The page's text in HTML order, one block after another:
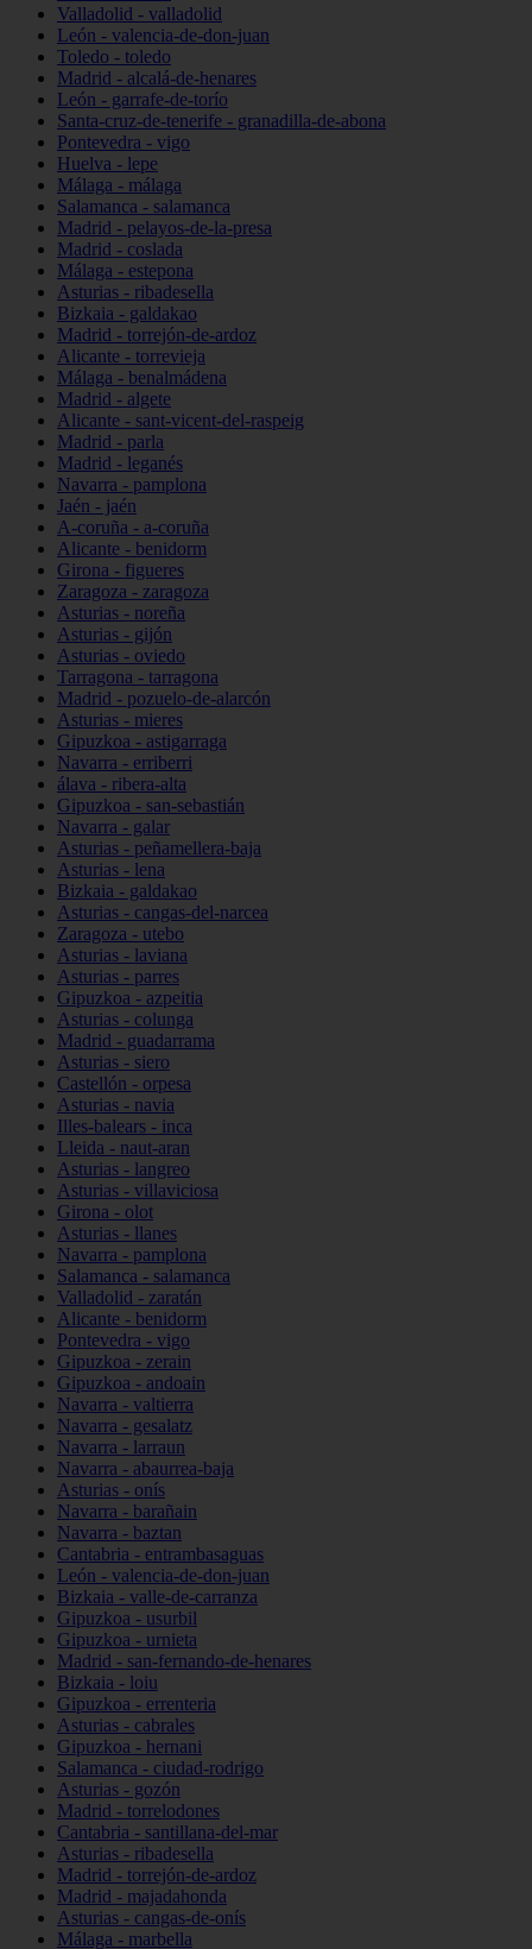
Valladolid - valladolid
León - valencia-de-don-juan
Toledo - toledo
Madrid - alcalá-de-henares
León - garrafe-de-torío
Santa-cruz-de-tenerife - granadilla-de-abona
Pontevedra - vigo
Huelva - lepe
Málaga - málaga
Salamanca - salamanca
Madrid - pelayos-de-la-presa
Madrid - coslada
Málaga - estepona
Asturias - ribadesella
Bizkaia - galdakao
Madrid - torrejón-de-ardoz
Alicante - torrevieja
Málaga - benalmádena
Madrid - algete
Alicante - sant-vicent-del-raspeig
Madrid - parla
Madrid - leganés
Navarra - pamplona
Jaén - jaén
A-coruña - a-coruña
Alicante - benidorm
Girona - figueres
Zaragoza - zaragoza
Asturias - noreña
Asturias - gijón
Asturias - oviedo
Tarragona - tarragona
Madrid - pozuelo-de-alarcón
Asturias - mieres
Gipuzkoa - astigarraga
Navarra - erriberri
álava - ribera-alta
Gipuzkoa - san-sebastián
Navarra - galar
Asturias - peñamellera-baja
Asturias - lena
Bizkaia - galdakao
Asturias - cangas-del-narcea
Zaragoza - utebo
Asturias - laviana
Asturias - parres
Gipuzkoa - azpeitia
Asturias - colunga
Madrid - guadarrama
Asturias - siero
Castellón - orpesa
Asturias - navia
Illes-balears - inca
Lleida - naut-aran
Asturias - langreo
Asturias - villaviciosa
Girona - olot
Asturias - llanes
Navarra - pamplona
Salamanca - salamanca
Valladolid - zaratán
Alicante - benidorm
Pontevedra - vigo
Gipuzkoa - zerain
Gipuzkoa - andoain
Navarra - valtierra
Navarra - gesalatz
Navarra - larraun
Navarra - abaurrea-baja
Asturias - onís
Navarra - barañain
Navarra - baztan
Cantabria - entrambasaguas
León - valencia-de-don-juan
Bizkaia - valle-de-carranza
Gipuzkoa - usurbil
Gipuzkoa - urnieta
Madrid - san-fernando-de-henares
Bizkaia - loiu
Gipuzkoa - errenteria
Asturias - cabrales
Gipuzkoa - hernani
Salamanca - ciudad-rodrigo
Asturias - gozón
Madrid - torrelodones
Cantabria - santillana-del-mar
Asturias - ribadesella
Madrid - torrejón-de-ardoz
Madrid - majadahonda
Asturias - cangas-de-onís
Málaga - marbella